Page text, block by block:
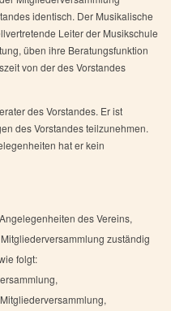
identisch. Der Musikalische
Leiter der Musikschule
üben ihre Beratungsfunktion
von der des Vorstandes
des Vorstandes. Er ist
des Vorstandes teilzunehmen.
hat er kein
des Vereins,
zuständig
folgt: